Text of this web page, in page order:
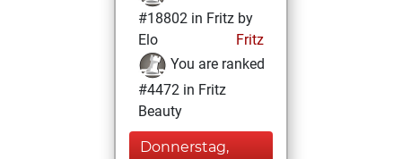
#18802 in Fritz by
Elo
Fritz
You are ranked
#4472 in Fritz
Beauty
Donnerstag,